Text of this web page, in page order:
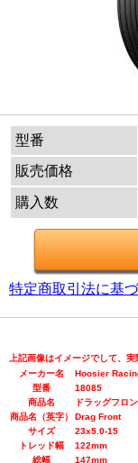
型番
販売価格
購入数
特定商取引法に基
上記画像はイメージでして、実
メーカー名
Hoosier
型番
18085
商品名
ドラッグフロ
商品名（英字）
Drag Front
サイズ
23x5.0-15
トレッド幅
122mm
総幅
147mm